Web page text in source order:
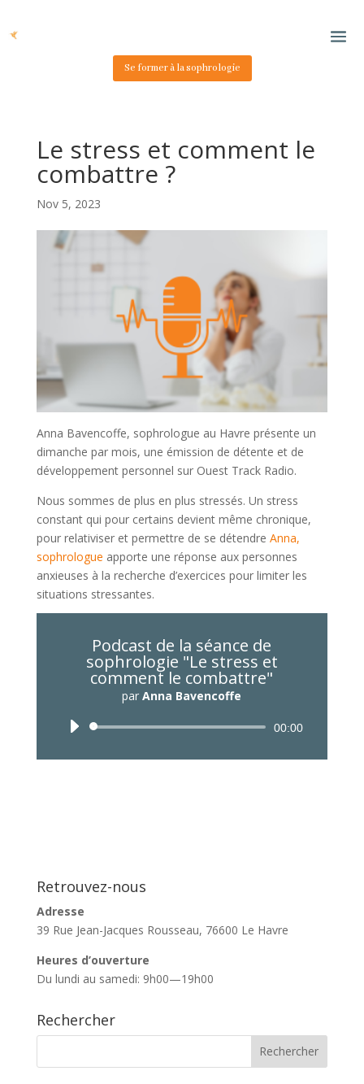
Se former à la sophrologie
Le stress et comment le
combattre ?
Nov 5, 2023
Anna Bavencoffe, sophrologue au Havre présente un
dimanche par mois, une émission de détente et de
développement personnel sur Ouest Track Radio.
Nous sommes de plus en plus stressés. Un stress
constant qui pour certains devient même chronique,
pour relativiser et permettre de se détendre Anna,
sophrologue apporte une réponse aux personnes
anxieuses à la recherche d’exercices pour limiter les
situations stressantes.
Podcast de la séance de
sophrologie "Le stress et
comment le combattre"
parAnna Bavencoffe
Lecteur
00:00
Retrouvez-nous
Adresse
39 Rue Jean-Jacques Rousseau, 76600 Le Havre
Heures d’ouverture
Du lundi au samedi: 9h00—19h00
Rechercher